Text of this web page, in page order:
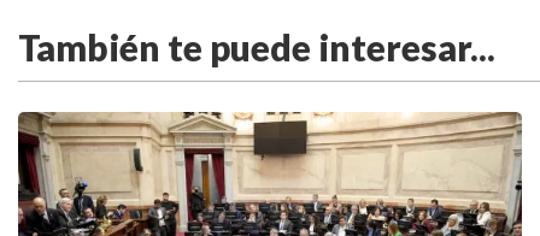
También te puede interesar...